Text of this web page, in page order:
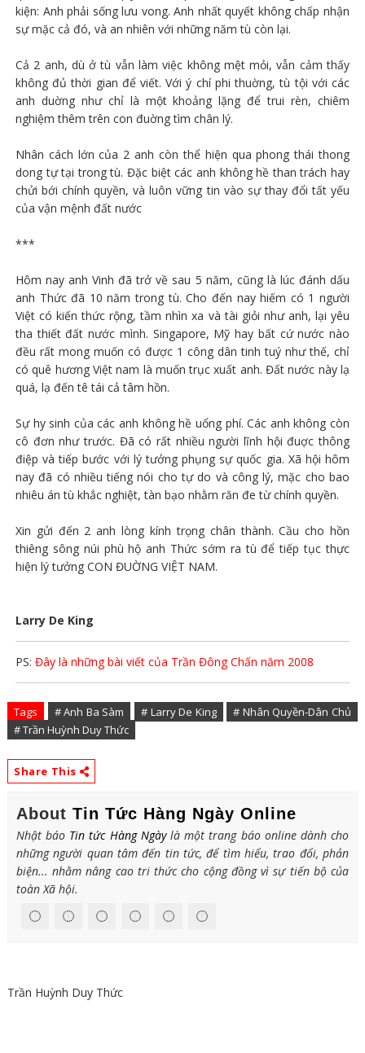
kiện: Anh phải sống lưu vong. Anh nhất quyết không chấp nhận
sự mặc cả đó, và an nhiên với những năm tù còn lại.
Cả 2 anh, dù ở tù vẫn làm việc không mệt mỏi, vẫn cảm thấy
không đủ thời gian để viết. Với ý chí phi thuờng, tù tội với các
anh duờng như chỉ là một khoảng lặng để trui rèn, chiêm
nghiệm thêm trên con đuờng tìm chân lý.
Nhân cách lớn của 2 anh còn thể hiện qua phong thái thong
dong tự tại trong tù. Đặc biệt các anh không hề than trách hay
chửi bới chính quyền, và luôn vững tin vào sự thay đổi tất yếu
của vận mệnh đất nước
***
Hôm nay anh Vinh đã trở về sau 5 năm, cũng là lúc đánh dấu
anh Thức đã 10 năm trong tù. Cho đến nay hiếm có 1 người
Việt có kiến thức rộng, tầm nhìn xa và tài giỏi như anh, lại yêu
tha thiết đất nước mình. Singapore, Mỹ hay bất cứ nước nào
đều rất mong muốn có được 1 công dân tinh tuý như thế, chỉ
có quê hương Việt nam là muốn trục xuất anh. Đất nước này lạ
quá, lạ đến tê tái cả tâm hồn.
Sự hy sinh của các anh không hề uổng phí. Các anh không còn
cô đơn như trước. Đã có rất nhiều người lĩnh hội đuợc thông
điệp và tiếp bước với lý tưởng phụng sự quốc gia. Xã hội hôm
nay đã có nhiều tiếng nói cho tự do và công lý, mặc cho bao
nhiêu án tù khắc nghiệt, tàn bạo nhằm răn đe từ chính quyền.
Xin gửi đến 2 anh lòng kính trọng chân thành. Cầu cho hồn
thiêng sông núi phù hộ anh Thức sớm ra tù để tiếp tục thực
hiện lý tưởng CON ĐUỜNG VIỆT NAM.
Larry De King
PS: Đây là những bài viết của Trần Đông Chấn năm 2008
Tags # Anh Ba Sàm # Larry De King
# Nhân Quyền-Dân Chủ
# Trần Huỳnh Duy Thức
Share This
About Tin Tức Hàng Ngày Online
Nhật báo Tin tức Hàng Ngàylà một trang báo online dành cho
những người quan tâm đến tin tức, để tìm hiểu, trao đổi, phản
biện... nhằm nâng cao tri thức cho cộng đồng vì sự tiến bộ của
toàn Xã hội.
Trần Huỳnh Duy Thức